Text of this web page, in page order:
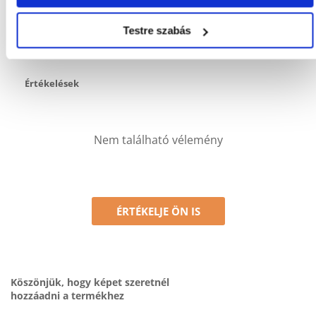
Testre szabás
Csak regisztrált FERA.HU vásárlók írhatnak véleményt, akik
megvásárolták ezt a terméket. A csillagok által adott értékelés
az összes értékelés átlaga. A felülvizsgálat moderálása után
pozitív és negatív értékeléseket is közzéteszünk.et.
Értékelések
Nem található vélemény
ÉRTÉKELJE ÖN IS
Köszönjük, hogy képet szeretnél
hozzáadni a termékhez